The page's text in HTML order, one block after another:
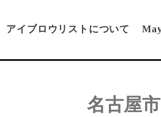
アイブロウリストについて
名古屋